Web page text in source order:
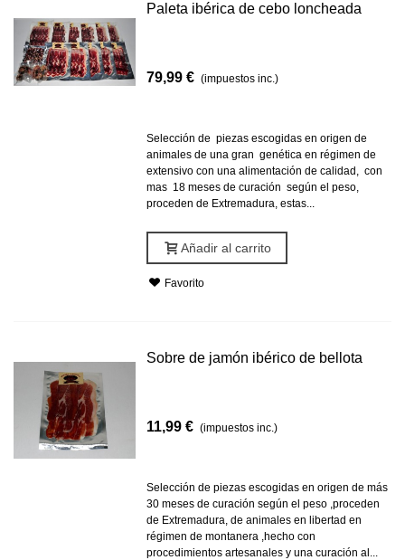
Paleta ibérica de cebo loncheada
79,99 € (impuestos inc.)
Selección de piezas escogidas en origen de
animales de una gran genética en régimen de
extensivo con una alimentación de calidad, con
mas 18 meses de curación según el peso,
proceden de Extremadura, estas...
Añadir al carrito
Favorito
Sobre de jamón ibérico de bellota
11,99 € (impuestos inc.)
Selección de piezas escogidas en origen de más
30 meses de curación según el peso ,proceden
de Extremadura, de animales en libertad en
régimen de montanera ,hecho con
procedimientos artesanales y una curación al...